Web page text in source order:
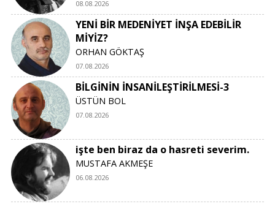
08.08.2026
YENİ BİR MEDENİYET İNŞA EDEBİLİR
MİYİZ?
ORHAN GÖKTAŞ
07.08.2026
BİLGİNİN İNSANİLEŞTİRİLMESİ-3
ÜSTÜN BOL
07.08.2026
işte ben biraz da o hasreti severim.
MUSTAFA AKMEŞE
06.08.2026